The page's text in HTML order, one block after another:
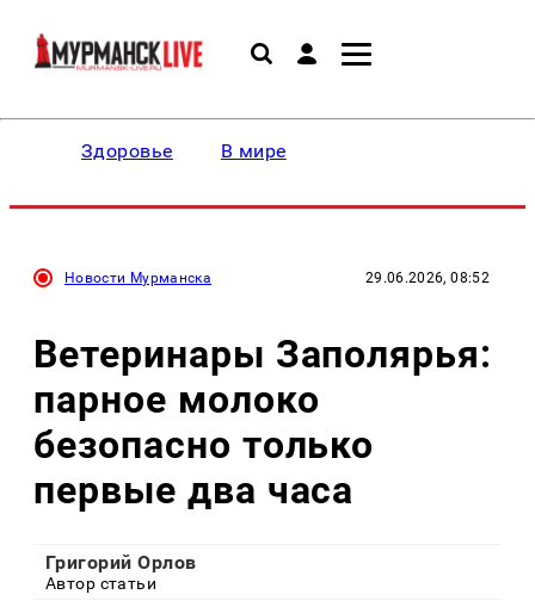
Здоровье В мире
Новости Мурманска 29.06.2026, 08:52
Ветеринары Заполярья:
парное молоко
безопасно только
первые два часа
Григорий Орлов
Автор статьи